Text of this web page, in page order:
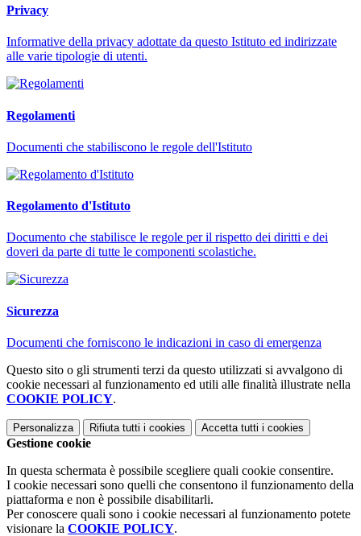
Privacy
Informative della privacy adottate da questo Istituto ed indirizzate
alle varie tipologie di utenti.
Regolamenti
Documenti che stabiliscono le regole dell'Istituto
Regolamento d'Istituto
Documento che stabilisce le regole per il rispetto dei diritti e dei
doveri da parte di tutte le componenti scolastiche.
Sicurezza
Documenti che forniscono le indicazioni in caso di emergenza
Questo sito o gli strumenti terzi da questo utilizzati si avvalgono di
cookie necessari al funzionamento ed utili alle finalità illustrate nella
COOKIE POLICY.
Personalizza Rifiuta tutti i cookies Accetta tutti i cookies
Gestione cookie
In questa schermata è possibile scegliere quali cookie consentire.
I cookie necessari sono quelli che consentono il funzionamento della
piattaforma e non è possibile disabilitarli.
Per conoscere quali sono i cookie necessari al funzionamento potete
visionare la COOKIE POLICY.